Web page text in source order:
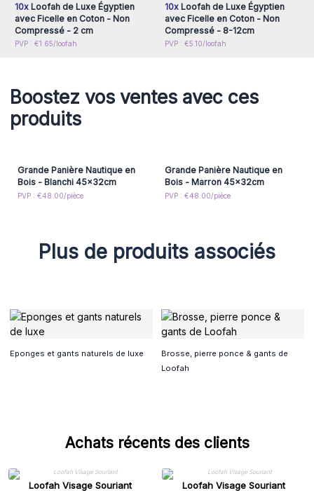
10xLoofah de Luxe Égyptien
avec Ficelle en Coton - Non
Compressé - 2 cm
PVP : €1.65/loofah
10xLoofah de Luxe Égyptien
avec Ficelle en Coton - Non
Compressé - 8-12cm
PVP : €5.10/loofah
Boostez vos ventes avec ces
produits
Grande Panière Nautique en
Bois - Blanchi 45x32cm
PVP : €48.00/pièce
Grande Panière Nautique en
Bois - Marron 45x32cm
PVP : €48.00/pièce
Plus de produits associés
Eponges et gants naturels de luxe
Brosse, pierre ponce & gants de
Loofah
Achats récents des clients
Loofah Visage Souriant Loofah Visage Souriant